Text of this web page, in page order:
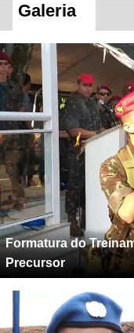
Galeria
Formatura do
Precursor